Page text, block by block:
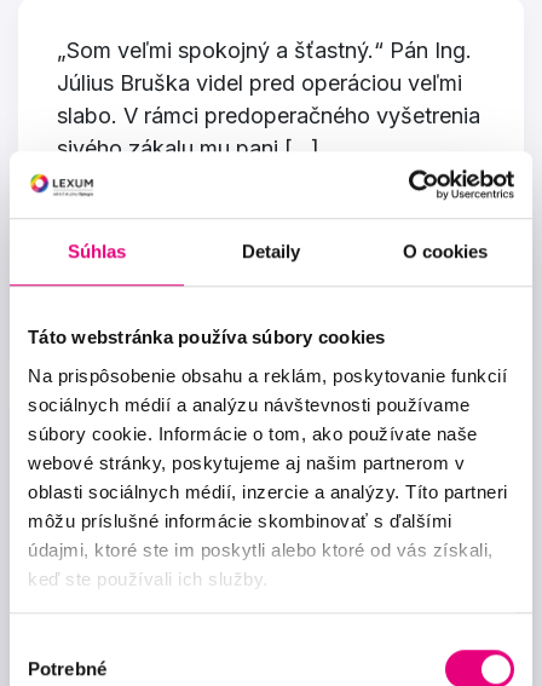
Súhlas Detaily O cookies
Táto webstránka používa súbory cookies
Na prispôsobenie obsahu a reklám, poskytovanie funkcií
sociálnych médií a analýzu návštevnosti používame
súbory cookie. Informácie o tom, ako používate naše
webové stránky, poskytujeme aj našim partnerom v
oblasti sociálnych médií, inzercie a analýzy. Títo partneri
môžu príslušné informácie skombinovať s ďalšími
údajmi, ktoré ste im poskytli alebo ktoré od vás získali,
keď ste používali ich služby.
súhlasu
Potrebné
„Som veľmi spokojný a šťastný.“ Pán Ing.
Július Bruška videl pred operáciou veľmi
slabo. V rámci predoperačného vyšetrenia
sivého zákalu mu pani […]
Zobraziť viac
Ing. Július Bruška
„Ďakujem za znovuzrodenie zraku a
zlepšenie kvality života!“ Začiatok týždňa
nám spríjemnila pani Emília Beňová, ktorá
u nás dnes bola na […]
Zobraziť viac